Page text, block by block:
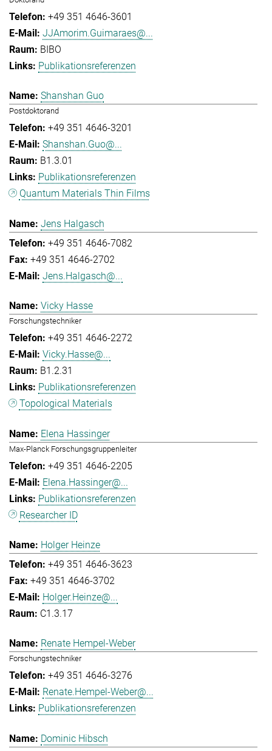
+49 351 4646-3601
JJAmorim.Guimaraes@...
BIBO
Publikationsreferenzen
Shanshan Guo
Postdoktorand
+49 351 4646-3201
Shanshan.Guo@...
B1.3.01
Publikationsreferenzen
Quantum Materials Thin Films
Jens Halgasch
+49 351 4646-7082
+49 351 4646-2702
Jens.Halgasch@...
Vicky Hasse
Forschungstechniker
+49 351 4646-2272
Vicky.Hasse@...
B1.2.31
Publikationsreferenzen
Topological Materials
Elena Hassinger
Max-Planck Forschungsgruppenleiter
+49 351 4646-2205
Elena.Hassinger@...
Publikationsreferenzen
Researcher ID
Holger Heinze
+49 351 4646-3623
+49 351 4646-3702
Holger.Heinze@...
C1.3.17
Renate Hempel-Weber
Forschungstechniker
+49 351 4646-3276
Renate.Hempel-Weber@...
Publikationsreferenzen
Dominic Hibsch